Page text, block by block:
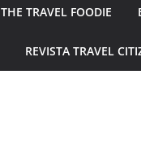
THE TRAVEL FOODIE
REVISTA TRAVEL